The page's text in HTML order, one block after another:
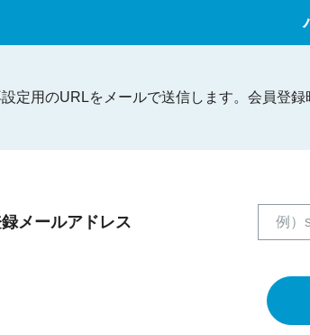
定用のURLをメールで送信します。会員登録
メールアドレス